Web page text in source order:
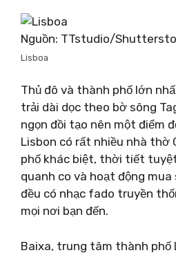
Nguồn: TTstudio/
Lisboa
Thủ đô và thành phố lớn
trải dài dọc theo bờ sông
ngọn đồi tạo nên một điểm
Lisbon có rất nhiều nhà thờ
phố khác biệt, thời tiết
quanh co và hoạt động
đều có nhạc fado truyền
mọi nơi bạn đến.
Baixa, trung tâm thành phố